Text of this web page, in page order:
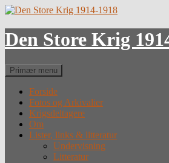
Hop
indhold
Den Store Krig
Søg
Primær menu
Forside
Fotos og Arkivalier
Krigsdeltagere
Om
Lister, links & litteratur
Undervisning
Litteratur